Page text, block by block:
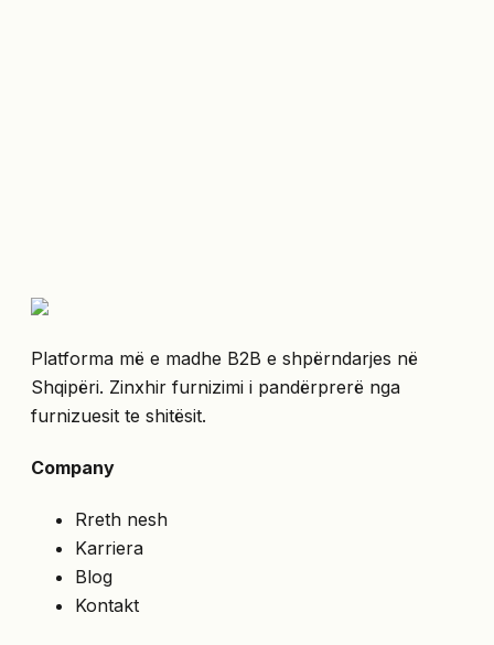
Platforma më e madhe B2B e shpërndarjes në
Shqipëri. Zinxhir furnizimi i pandërprerë nga
furnizuesit te shitësit.
Company
Rreth nesh
Karriera
Blog
Kontakt